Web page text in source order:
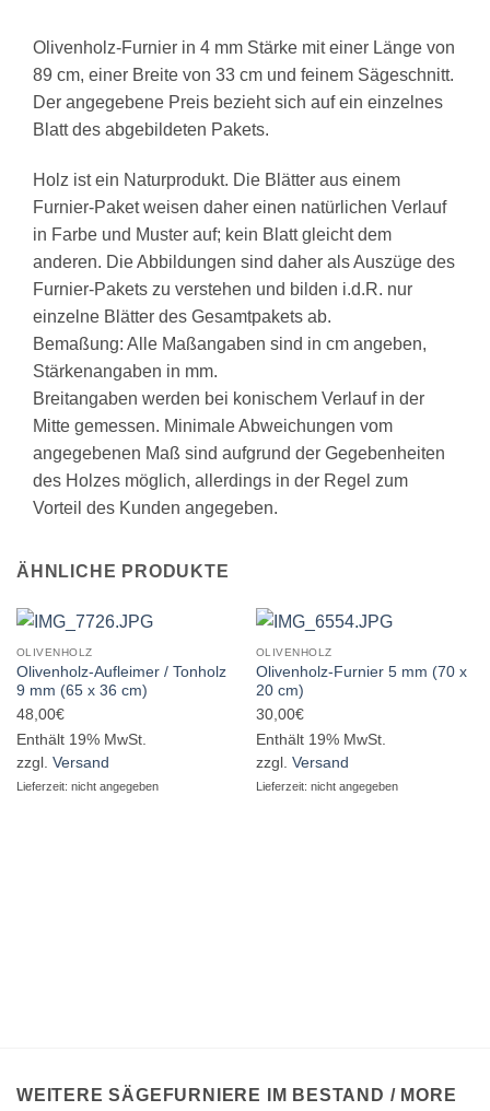
Olivenholz-Furnier in 4 mm Stärke mit einer Länge von
89 cm, einer Breite von 33 cm und feinem Sägeschnitt.
Der angegebene Preis bezieht sich auf ein einzelnes
Blatt des abgebildeten Pakets.
Holz ist ein Naturprodukt. Die Blätter aus einem
Furnier-Paket weisen daher einen natürlichen Verlauf
in Farbe und Muster auf; kein Blatt gleicht dem
anderen. Die Abbildungen sind daher als Auszüge des
Furnier-Pakets zu verstehen und bilden i.d.R. nur
einzelne Blätter des Gesamtpakets ab.
Bemaßung: Alle Maßangaben sind in cm angeben,
Stärkenangaben in mm.
Breitangaben werden bei konischem Verlauf in der
Mitte gemessen. Minimale Abweichungen vom
angegebenen Maß sind aufgrund der Gegebenheiten
des Holzes möglich, allerdings in der Regel zum
Vorteil des Kunden angegeben.
ÄHNLICHE PRODUKTE
OLIVENHOLZ
Olivenholz-Aufleimer / Tonholz
9 mm (65 x 36 cm)
48,00€
Enthält 19% MwSt.
zzgl. Versand
Lieferzeit: nicht angegeben
OLIVENHOLZ
Olivenholz-Furnier 5 mm (70 x
20 cm)
30,00€
Enthält 19% MwSt.
zzgl. Versand
Lieferzeit: nicht angegeben
WEITERE SÄGEFURNIERE IM BESTAND / MORE